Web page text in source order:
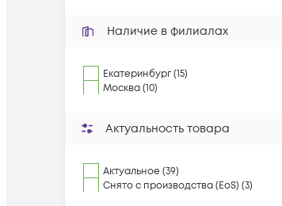
Наличие в филиалах
Екатеринбург (15)
Москва (10)
Актуальность товара
Актуальное (39)
Снято с производства (EoS) (3)